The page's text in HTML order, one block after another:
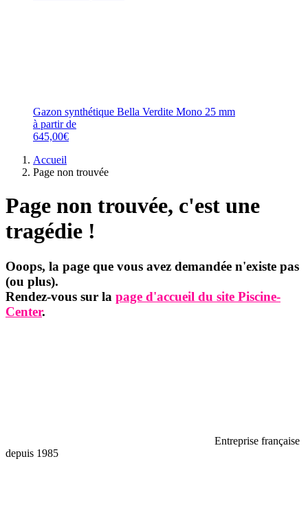
Gazon synthétique Bella Verdite Mono 25 mm
à partir de
645,00€
Accueil
Page non trouvée
Page non trouvée, c'est une
tragédie !
Ooops, la page que vous avez demandée n'existe pas
(ou plus).
Rendez-vous sur la page d'accueil du site Piscine-
Center.
Entreprise française
depuis 1985